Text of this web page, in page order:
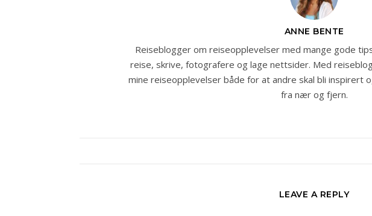
ANNE BENTE
Reiseblogger om reiseopplevelser med mange gode
reise, skrive, fotografere og lage nettsider. Med
mine reiseopplevelser både for at andre skal bli inspirert
fra nær og fjern.
LEAVE A REPLY